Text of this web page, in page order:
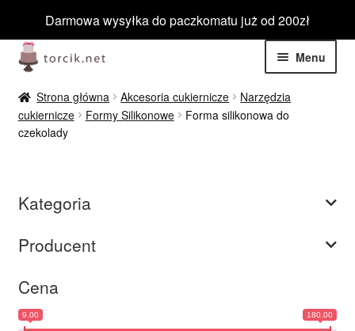
Darmowa wysyłka do paczkomatu już od 200zł
Przejdź
do
nawigacji
Przejdź
do
treści
Menu
Jadalne
Niejadalne
menu
menu
Wyprzedaż
Strona główna Akcesoria cukiernicze
Narzędzia
cukiernicze
Formy Silikonowe
Forma silikonowa do
czekolady
Kategoria
Producent
Cena
9.00 180.00